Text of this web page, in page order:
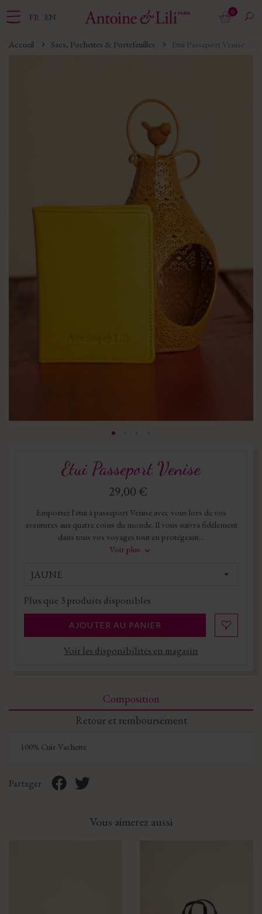
FR EN 0
Accueil Sacs, Pochettes & Portefeuilles Etui Passeport Venise
Etui Passeport Venise
29,00 €
Emportez l'étui à passeport Venise avec vous lors de vos
aventures aux quatre coins du monde. Il vous suivra fidèlement
dans tous vos voyages tout en protégeant...
Voir plus
JAUNE
Plus que 3produits disponibles
AJOUTER AU PANIER
Voir les disponibilités en magasin
Composition
Retour et remboursement
100% Cuir Vachette
Partager
Vous aimerez aussi